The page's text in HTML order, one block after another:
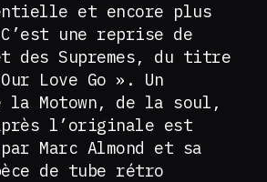
et encore plus
une reprise de
des Supremes, du titre
Love Go ». Un
la Motown, de la soul,
l’originale est
Marc Almond et sa
de tube rétro